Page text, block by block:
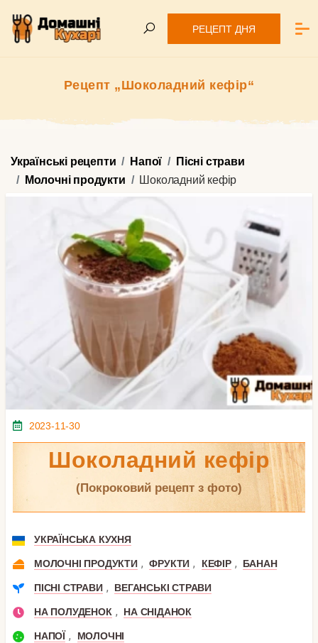
РЕЦЕПТ ДНЯ
Рецепт „Шоколадний кефір“
Українські рецепти Напої
Пісні страви
Молочні продукти
Шоколадний кефір
2023-11-30
Шоколадний кефір
(покроковий рецепт з фото)
УКРАЇНСЬКА КУХНЯ
МОЛОЧНІ ПРОДУКТИ , ФРУКТИ , КЕФІР , БАНАН
ПІСНІ СТРАВИ , ВЕГАНСЬКІ СТРАВИ
НА ПОЛУДЕНОК , НА СНІДАНОК
НАПОЇ , МОЛОЧНІ